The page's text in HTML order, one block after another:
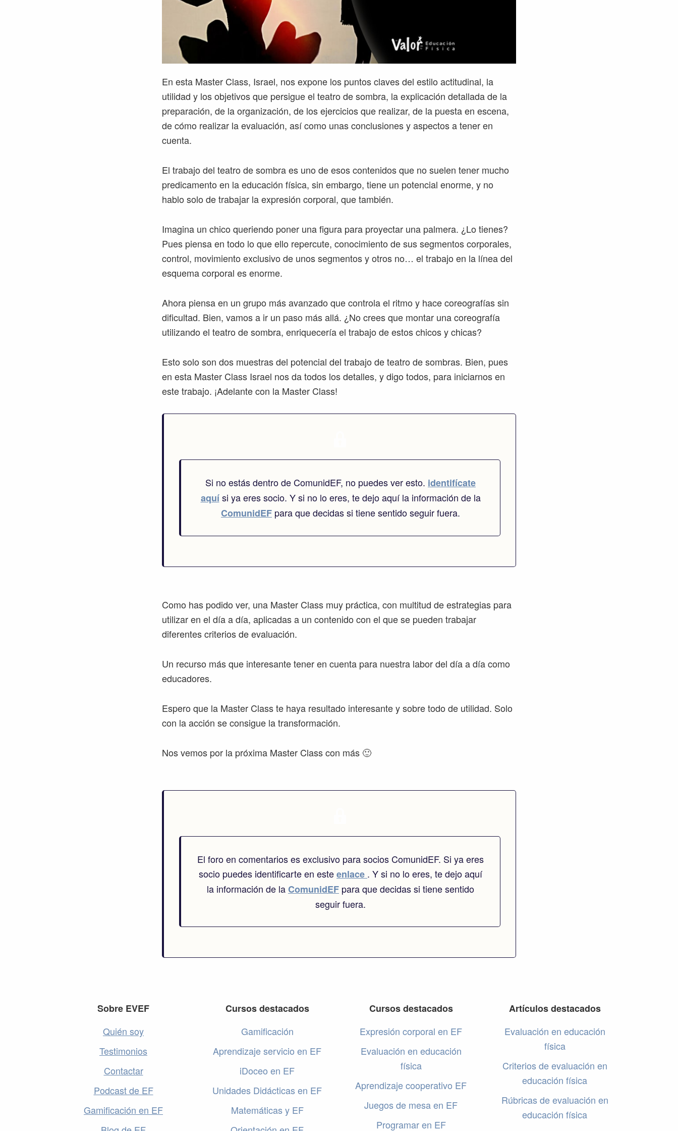
En esta Master Class, Israel, nos expone los puntos claves del estilo actitudinal, la
utilidad y los objetivos que persigue el teatro de sombra, la explicación detallada de la
preparación, de la organización, de los ejercicios que realizar, de la puesta en escena,
de cómo realizar la evaluación, así como unas conclusiones y aspectos a tener en
cuenta.
El trabajo del teatro de sombra es uno de esos contenidos que no suelen tener mucho
predicamento en la educación física, sin embargo, tiene un potencial enorme, y no
hablo solo de trabajar la expresión corporal, que también.
Imagina un chico queriendo poner una figura para proyectar una palmera. ¿Lo tienes?
Pues piensa en todo lo que ello repercute, conocimiento de sus segmentos corporales,
control, movimiento exclusivo de unos segmentos y otros no… el trabajo en la línea del
esquema corporal es enorme.
Ahora piensa en un grupo más avanzado que controla el ritmo y hace coreografías sin
dificultad. Bien, vamos a ir un paso más allá. ¿No crees que montar una coreografía
utilizando el teatro de sombra, enriquecería el trabajo de estos chicos y chicas?
Esto solo son dos muestras del potencial del trabajo de teatro de sombras. Bien, pues
en esta Master Class Israel nos da todos los detalles, y digo todos, para iniciarnos en
este trabajo. ¡Adelante con la Master Class!
Si no estás dentro de ComunidEF, no puedes ver esto. identifícate
aquísi ya eres socio. Y si no lo eres, te dejo aquí la información de la
ComunidEF para que decidas si tiene sentido seguir fuera.
Como has podido ver, una Master Class muy práctica, con multitud de estrategias para
utilizar en el día a día, aplicadas a un contenido con el que se pueden trabajar
diferentes criterios de evaluación.
Un recurso más que interesante tener en cuenta para nuestra labor del día a día como
educadores.
Espero que la Master Class te haya resultado interesante y sobre todo de utilidad. Solo
con la acción se consigue la transformación.
Nos vemos por la próxima Master Class con más 🙂
El foro en comentarios es exclusivo para socios ComunidEF. Si ya eres
socio puedes identificarte en esteenlace . Y si no lo eres, te dejo aquí
la información de laComunidEF para que decidas si tiene sentido
seguir fuera.
Sobre EVEF
Quién soy
Testimonios
Contactar
Podcast de EF
Gamificación en EF
Cursos destacados
Gamificación
Aprendizaje servicio en EF
iDoceo en EF
Unidades Didácticas en EF
Matemáticas y EF
Cursos destacados
Expresión corporal en EF
Evaluación en educación
física
Aprendizaje cooperativo EF
Juegos de mesa en EF
Programar en EF
Artículos destacados
Evaluación en educación
física
Criterios de evaluación en
educación física
Rúbricas de evaluación en
educación física